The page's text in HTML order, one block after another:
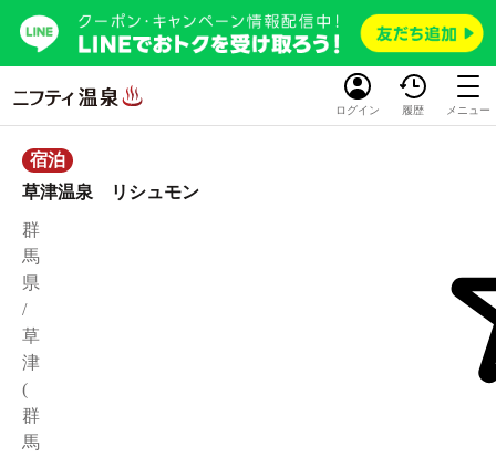
ログイン 履歴 メニュー
宿泊
草津温泉 リシュモン
群
馬
県
/
草
津
(
群
馬